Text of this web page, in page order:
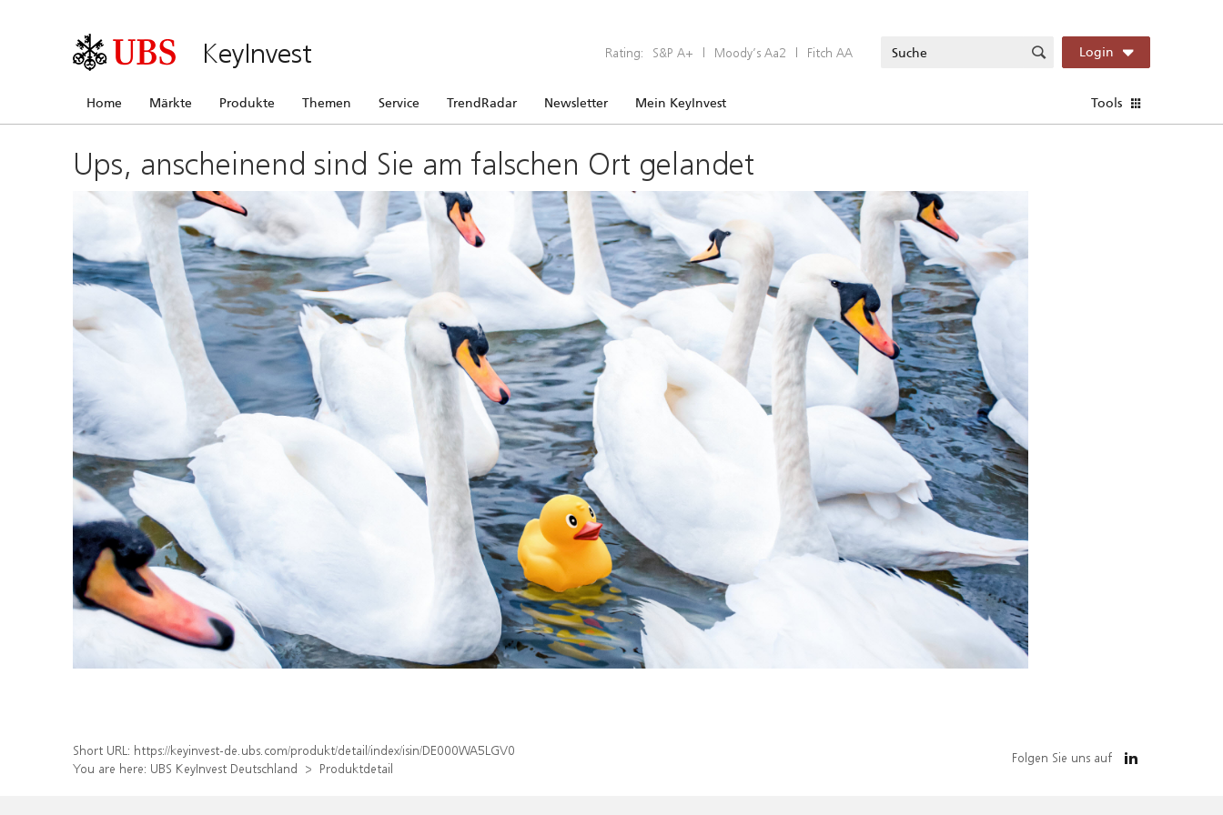
KeyInvest Rating: S&P A+ | Moody’s Aa2 | Fitch AA Login
Home Märkte Produkte Themen Service TrendRadar Newsletter Mein KeyInvest Tools
Ups, anscheinend sind Sie am falschen Ort gelandet
Short URL: https://keyinvest-de.ubs.com/produkt/detail/index/isin/DE000WA5LGV0
You are here: UBS KeyInvest Deutschland Produktdetail
Folgen Sie uns auf